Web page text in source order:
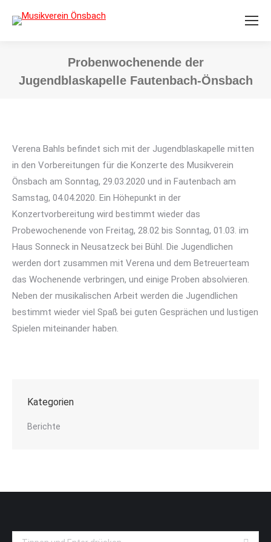
Probenwochenende der
Jugendblaskapelle Fautenbach-Önsbach
Verena Bahls befindet sich mit der Jugendblaskapelle mitten
in den Vorbereitungen für die Konzerte des Musikverein
Önsbach am Sonntag, 29.03.2020 und in Fautenbach am
Samstag, 04.04.2020. Ein Höhepunkt in der
Konzertvorbereitung wird bestimmt wieder das
Probewochenende von Freitag, 28.02 bis Sonntag, 01.03. im
Haus Sonneck in Neusatzeck bei Bühl. Die Jugendlichen
werden dort zusammen mit Verena und dem Betreuerteam
das Wochenende verbringen, und einige Proben absolvieren.
Neben der musikalischen Arbeit werden die Jugendlichen
bestimmt wieder viel Spaß bei guten Gesprächen und lustigen
Spielen miteinander haben.
Kategorien
Berichte
Search: